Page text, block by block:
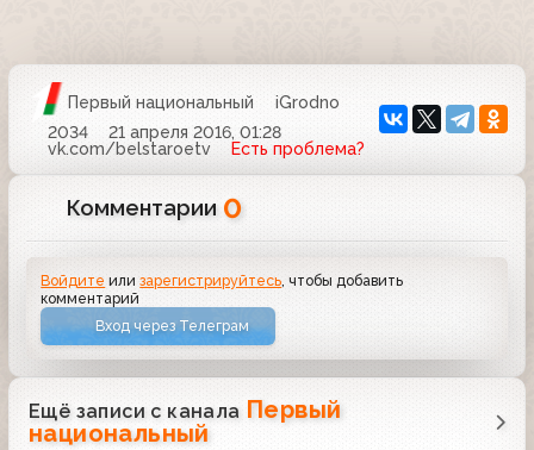
Первый национальный
iGrodno
2034
21 апреля 2016, 01:28
vk.com/belstaroetv
Есть проблема?
Комментарии 0
Войдите илизарегистрируйтесь , чтобы добавить
комментарий
Вход через Телеграм
Ещё записи с канала Первый
национальный